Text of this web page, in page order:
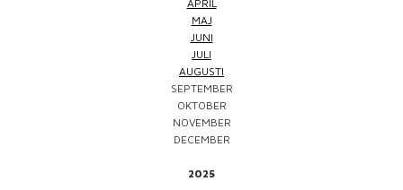
APRIL
MAJ
JUNI
JULI
AUGUSTI
SEPTEMBER
OKTOBER
NOVEMBER
DECEMBER
2025